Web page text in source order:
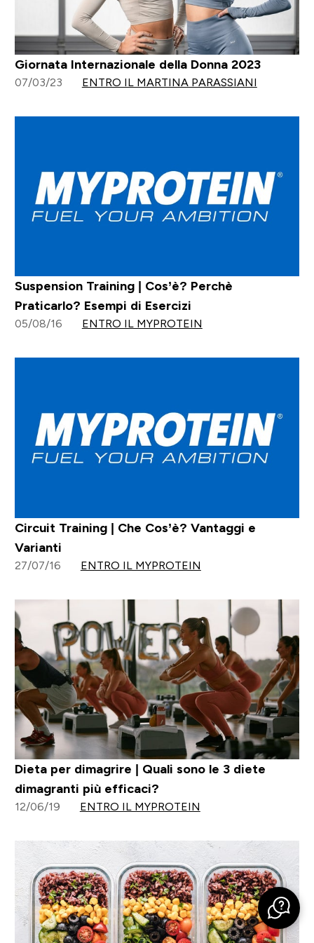
Giornata Internazionale della Donna 2023
07/03/23 ENTRO IL MARTINA PARASSIANI
Suspension Training | Cos’è? Perchè
Praticarlo? Esempi di Esercizi
05/08/16 ENTRO IL MYPROTEIN
Circuit Training | Che Cos’è? Vantaggi e
Varianti
27/07/16 ENTRO IL MYPROTEIN
Dieta per dimagrire | Quali sono le 3 diete
dimagranti più efficaci?
12/06/19 ENTRO IL MYPROTEIN